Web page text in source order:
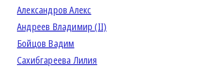
Александров Алекс
Андреев Владимир (II)
Бойцов Вадим
Сахибгареева Лилия